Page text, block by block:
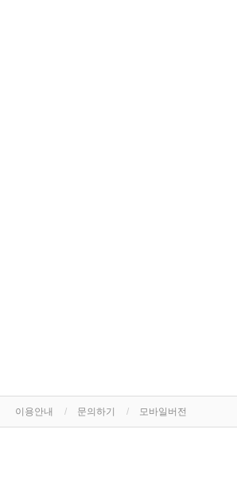
이용안내 문의하기 모바일버전